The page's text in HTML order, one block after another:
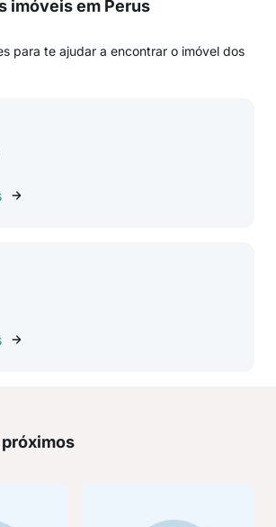
imóveis em Perus
para te ajudar a encontrar o imóvel dos